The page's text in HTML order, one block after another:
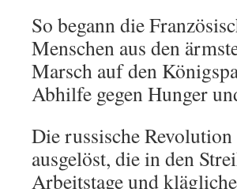
So begann die
Menschen aus den
Marsch auf den
Abhilfe gegen Hunger
Die russische
ausgelöst, die in den
Arbeitstage und